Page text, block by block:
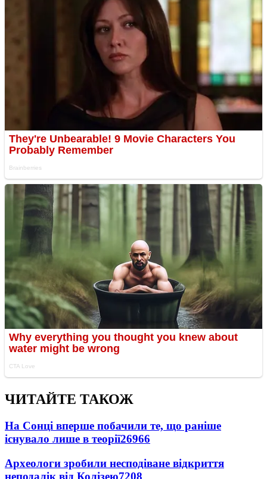
ЧИТАЙТЕ ТАКОЖ
На Сонці вперше побачили те, що раніше
існувало лише в теорії26966
Археологи зробили несподіване відкриття
неподалік від Колізею7208